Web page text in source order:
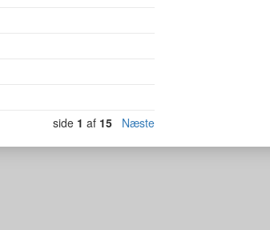
side 1 af 15 Næste